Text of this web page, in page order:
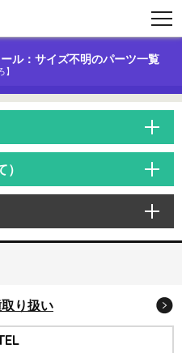
ル：サイズ不明のパーツ一覧
り扱い